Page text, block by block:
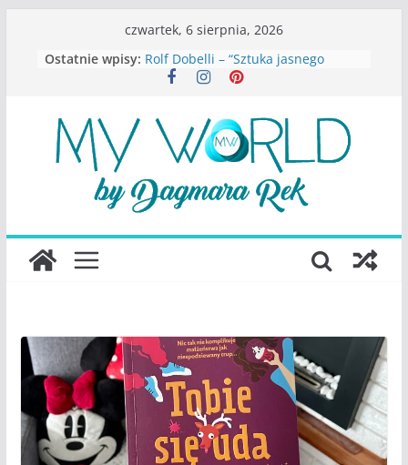
czwartek, 6 sierpnia, 2026
Ostatnie wpisy: Rolf Dobelli – “Sztuka jasnego
myślenia”
Konstancina. Sekrety seksbiznesu”
Katarzyna Lewandowicz – Zanim
straciliśmy siebie
Judith Joseph – “Wysoko
funkcjonująca depresja”
S.Wynn-Williams – “Bezwzględni. O
największego portalu